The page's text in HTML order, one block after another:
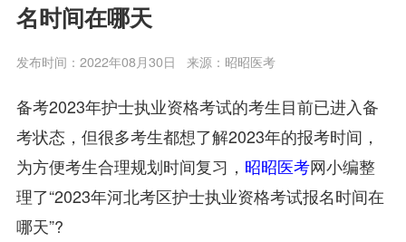
名时间在哪天
发布时间：2022年08月30日 来源：昭昭医考
备考2023年护士执业资格考试的考生目前已进入备
考状态，但很多考生都想了解2023年的报考时间，
为方便考生合理规划时间复习， 昭昭医考网小编整
理了“2023年河北考区护士执业资格考试报名时间在
哪天”?